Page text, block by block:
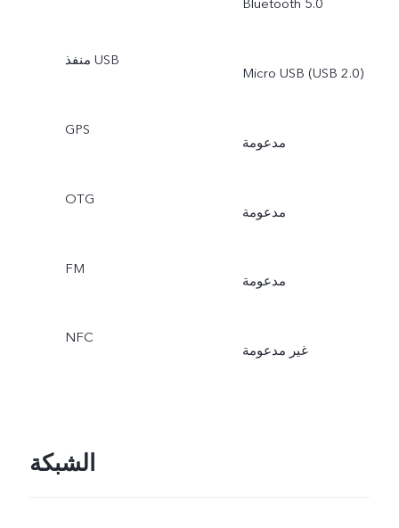
Bluetooth 5.0
منفذ USB
Micro USB (USB 2.0)
GPS
مدعومة
OTG
مدعومة
FM
مدعومة
NFC
غير مدعومة
الشبكة